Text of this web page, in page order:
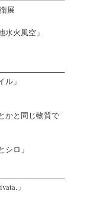
展
火風空」
」
かと同じ物質で
ロ」
」